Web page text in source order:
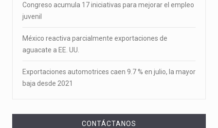
Congreso acumula 17 iniciativas para mejorar el empleo
juvenil
México reactiva parcialmente exportaciones de
aguacate a EE. UU.
Exportaciones automotrices caen 9.7 % en julio, la mayor
baja desde 2021
CONTÁCTANOS